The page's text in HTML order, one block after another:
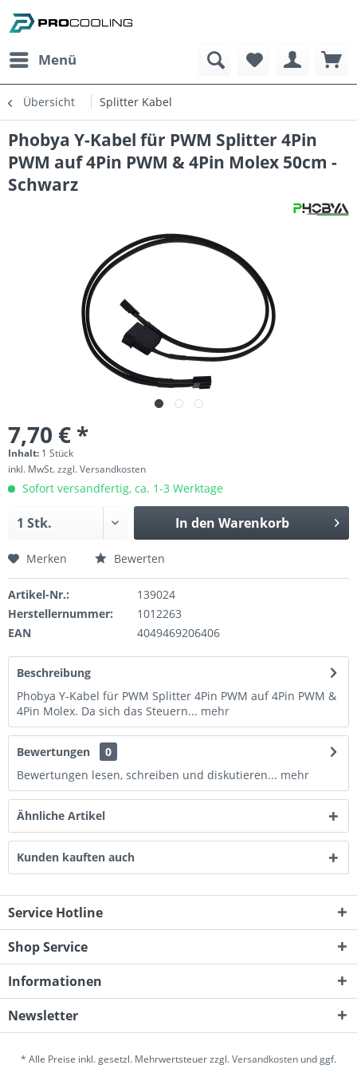
Menü
Übersicht Splitter Kabel
Phobya Y-Kabel für PWM Splitter 4Pin
PWM auf 4Pin PWM & 4Pin Molex 50cm -
Schwarz
7,70 € *
Inhalt: 1 Stück
inkl. MwSt.zzgl. Versandkosten
Sofort versandfertig, ca. 1-3 Werktage
In den Warenkorb
Merken Bewerten
Artikel-Nr.:
139024
Herstellernummer:
1012263
EAN
4049469206406
Beschreibung
Phobya Y-Kabel für PWM Splitter 4Pin PWM auf 4Pin PWM &
4Pin Molex. Da sich das Steuern... mehr
Bewertungen
0
Bewertungen lesen, schreiben und diskutieren... mehr
Ähnliche Artikel
Kunden kauften auch
Service Hotline
Shop Service
Informationen
Newsletter
* Alle Preise inkl. gesetzl. Mehrwertsteuer zzgl.Versandkosten und ggf.